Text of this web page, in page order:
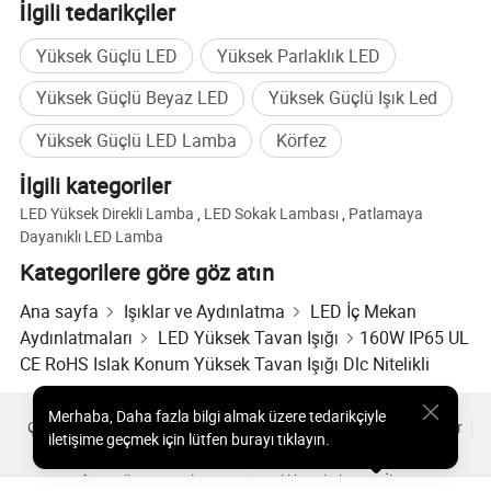
Misyonumuz, çağdaş tüketicilerin otomotiv ihtiyaçlarını
karşılayan ve farklı müşterilerimizin zevklerine hitap eden
güvenli, güvenilir, ekonomik, çevre dostu ve şık araçlar
sağlamaktır. Temel rekabet avantajlarımızı güçlendirmek
ve geliştirmek, müşterilerimize ve topluma en sonunda
avantaj sağlayacak ve müşterilerimizle birlikte büyüyecek
bir değer yaratmamıza olanak tanır. Müşterilerimizin
ihtiyaçlarını karşılamak için sürekli olarak ürün ve
hizmetlerimizi geliştirirken, işimizin başarılı olmasını da
sağlar.
Vizyonumuz, müşteri değerini en üst düzeye çıkarırken
atığı en aza indirmek ve çevreci ve sürdürülebilir bir
gelecek elde etmek için bilgi teknolojisi ve tedarik zinciri
optimizasyonuyla desteklenir. Bilim ve teknoloji bize
sonsuz olanaklar sağlamakla birlikte yaşam tarzımıza
daha fazla rahatlık kazandırarak insanlar için daha rahat
ve hoş bir seyahat hayatı yarattı.
İlgili tedarikçiler
Yüksek Güçlü LED
Yüksek Parlaklık LED
Yüksek Güçlü Beyaz LED
Yüksek Güçlü Işık Led
Yüksek Güçlü LED Lamba
Körfez
İlgili kategoriler
LED Yüksek Direkli Lamba , LED Sokak Lambası, Patlamaya
Dayanıklı LED Lamba
Kategorilere göre göz atın
Ana sayfa Işıklar ve Aydınlatma
LED İç Mekan
Aydınlatmaları
LED Yüksek Tavan Işığı
160W IP65 UL
CE RoHS Islak Konum Yüksek Tavan Işığı Dlc Nitelikli
Merhaba, Daha fazla bilgi almak üzere tedarikçiyle
iletişime geçmek için lütfen burayı tıklayın.
Çok Satılan Ürünler Sıcak Ürünler Fiyatı
Toptan Sıcak Ürünler
Yıldız alıcı
PC Sitesi
Analizler
Zarf
Kullanıcı Sözleşmesi Gizlilik Politikası İletişim